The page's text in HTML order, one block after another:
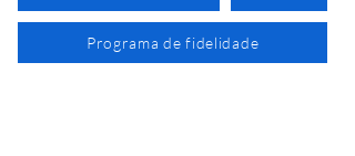
Programa de fidelidade